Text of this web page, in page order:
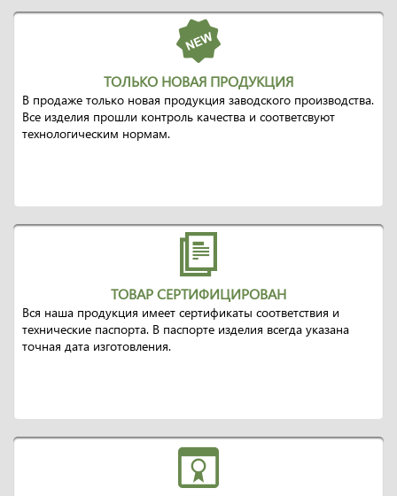
ТОЛЬКО НОВАЯ ПРОДУКЦИЯ
В продаже только новая продукция заводского производства.
Все изделия прошли контроль качества и соответсвуют
технологическим нормам.
ТОВАР СЕРТИФИЦИРОВАН
Вся наша продукция имеет сертификаты соответствия и
технические паспорта. В паспорте изделия всегда указана
точная дата изготовления.